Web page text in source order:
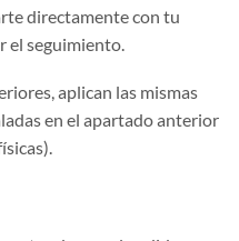
directamente con tu
el seguimiento.
aplican las mismas
en el apartado anterior